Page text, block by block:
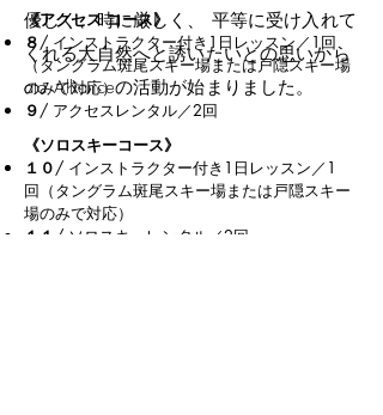
優しく、時に厳しく、 平等に受け入れて
くれる大自然へと誘いたいとの思いから
ata Allianceの活動が始まりました。
《アクセス コース》
８/ インストラクター付き1日レッスン／1回
（タングラム斑尾スキー場または戸隠スキー場
のみで対応）
９/ アクセスレンタル／2回
《ソロスキーコース》
１０/ インストラクター付き1日レッスン／1
回（タングラム斑尾スキー場または戸隠スキー
場のみで対応）
１１ / ソロスキーレンタル／2回